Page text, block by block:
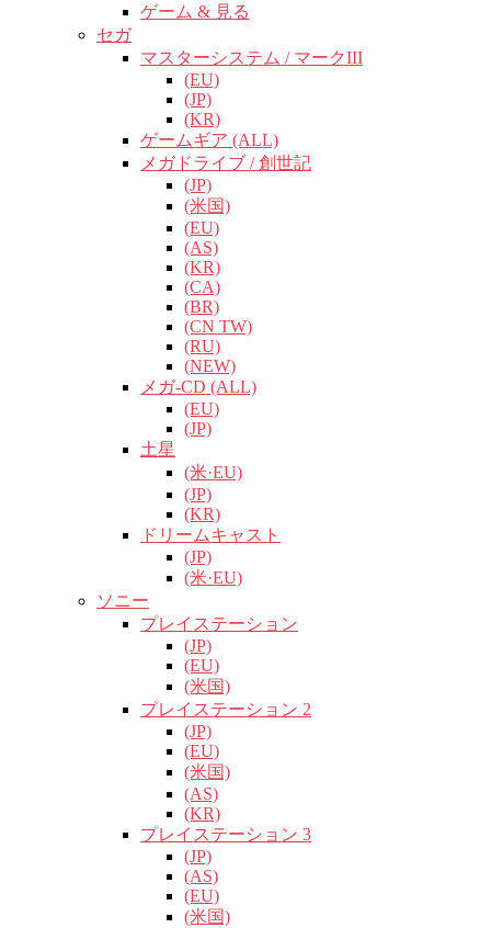
ゲーム & 見る
セガ
マスターシステム / マークIII
(EU)
(JP)
(KR)
ゲームギア (ALL)
メガドライブ / 創世記
(JP)
(米国)
(EU)
(AS)
(KR)
(CA)
(BR)
(CN TW)
(RU)
(NEW)
メガ-CD (ALL)
(EU)
(JP)
土星
(米·EU)
(JP)
(KR)
ドリームキャスト
(JP)
(米·EU)
ソニー
プレイステーション
(JP)
(EU)
(米国)
プレイステーション 2
(JP)
(EU)
(米国)
(AS)
(KR)
プレイステーション 3
(JP)
(AS)
(EU)
(米国)